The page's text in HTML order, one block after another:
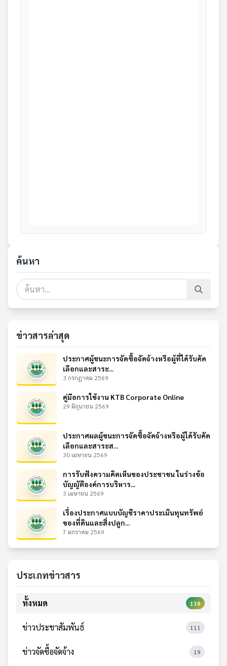
ค้นหา
ข่าวสารล่าสุด
ประกาศผู้ชนะการจัดซื้อจัดจ้างหรือผู้ที่ได้รับคัด
เลือกและสาระ...
3 กรกฎาคม 2569
คู่มือการใช้งาน KTB Corporate Online
29 มิถุนายน 2569
ประกาศผลผู้ชนะการจัดซื้อจัดจ้างหรือผู้ได้รับคัด
เลือกและสาระส...
30 เมษายน 2569
การรับฟังความคิดเห็นของประชาชน ในร่างข้อ
บัญญัติองค์การบริหาร...
3 เมษายน 2569
เรื่องประกาศแบบบัญชีราคาประเมินทุนทรัพย์
ของที่ดินและสิ่งปลูก...
7 มกราคม 2569
ประเภทข่าวสาร
ทั้งหมด 138
ข่าวประชาสัมพันธ์ 111
ข่าวจัดซื้อจัดจ้าง 19